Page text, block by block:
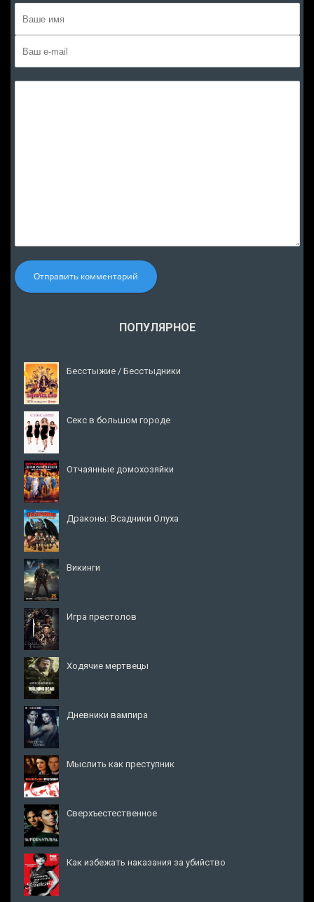
Отправить комментарий
ПОПУЛЯРНОЕ
Бесстыжие / Бесстыдники
Секс в большом городе
Отчаянные домохозяйки
Драконы: Всадники Олуха
Викинги
Игра престолов
Ходячие мертвецы
Дневники вампира
Мыслить как преступник
Сверхъестественное
Как избежать наказания за убийство